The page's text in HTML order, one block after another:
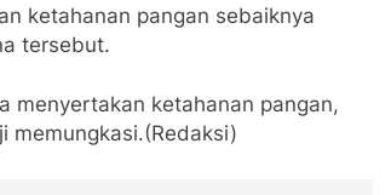
ketahanan pangan sebaiknya
tersebut.
menyertakan ketahanan pangan,
memungkasi.(Redaksi)